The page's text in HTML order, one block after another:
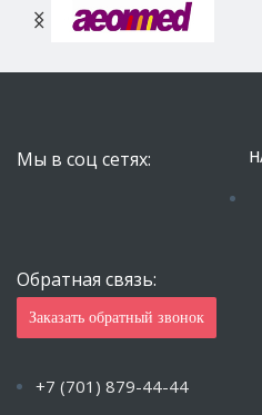
Мы в соц сетях:
Обратная связь:
Заказать обратный звонок
+7 (701) 879-44-44